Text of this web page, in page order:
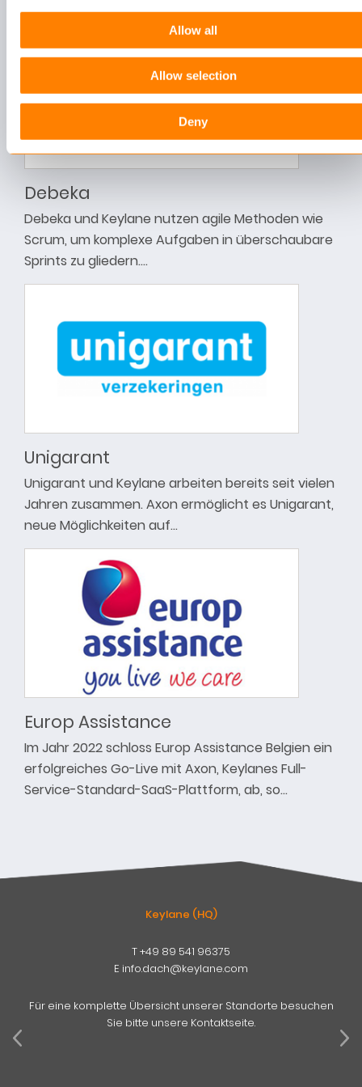
Allow all
Allow selection
Deny
Debeka
Debeka und Keylane nutzen agile Methoden wie
Scrum, um komplexe Aufgaben in überschaubare
Sprints zu gliedern.…
Unigarant
Unigarant und Keylane arbeiten bereits seit vielen
Jahren zusammen. Axon ermöglicht es Unigarant,
neue Möglichkeiten auf…
Europ Assistance
Im Jahr 2022 schloss Europ Assistance Belgien ein
erfolgreiches Go-Live mit Axon, Keylanes Full-
Service-Standard-SaaS-Plattform, ab, so…
Keylane (HQ)
T+49 89 541 96375
E info.dach@keylane.com
Für eine komplette Übersicht unserer Standorte besuchen
Sie bitte unsere Kontaktseite.